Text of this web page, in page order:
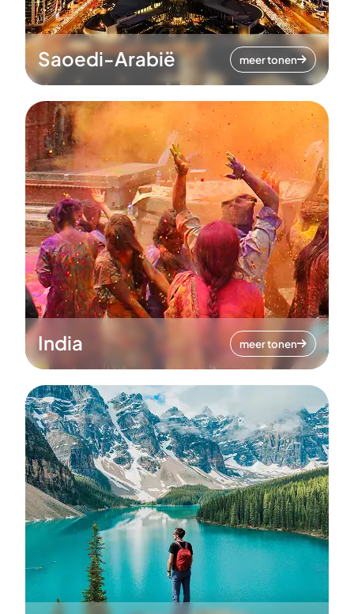
Saoedi-Arabië meer tonen
India meer tonen